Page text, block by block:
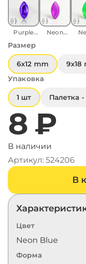
Purple
Neon
Размер
6x12 mm
9x18
Упаковка
1 шт Палетка
8 ₽
В наличии
Артикул: 524206
В
Цвет
Neon Blue
Форма